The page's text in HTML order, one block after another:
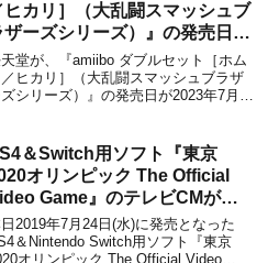
ヒカリ］（大乱闘スマッシュブ
ザーズシリーズ）』の発売日が
年7月21日に決定！
堂が、『amiibo ダブルセット［ホム
ヒカリ］（大乱闘スマッシュブラザ
シリーズ）』の発売日が2023年7月
価格は3,960円(税込)に設定されてい
す。予約は以前から受付中ですが、
＆Switch用ソフト『東京
オリンピック The Official
Game』のテレビCMが公
！2019年7月24日(水)に発売となった
＆Nintendo Switch用ソフト『東京
オリンピック The Official Video